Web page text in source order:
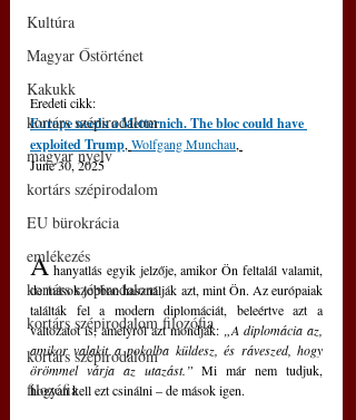
Kultúra
Magyar Őstörténet
Kakukk
kortárs szépirodalom
magyar nyelv
kortárs szépirodalom
EU bürokrácia
emlékezés
kortárs szépirodalom
kortárs szépirodalom filozófia
kortárs szépirodalom
filozófia
Eredeti cikk:
Europe needs a Metternich. The bloc could have
exploited Trump, Wolfgang Munchau,
June 30, 2025
A hanyatlás egyik jelzője, amikor Ön feltalál valamit,
de mások jobban használják azt, mint Ön. Az európaiak
találták fel a modern diplomáciát, beleértve azt a
változatot is, amelyről azt mondják:
„A diplomácia az,
amikor valakit a pokolba küldesz, és ráveszed, hogy
örömmel várja az utazást.” Mi már nem tudjuk,
hogyan kell ezt csinálni – de mások igen.